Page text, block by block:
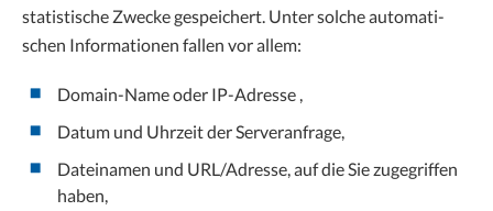
statistische Zwecke gespeichert. Unter solche automati-
schen Informationen fallen vor allem:
Domain-Name oder IP-Adresse ,
Datum und Uhrzeit der Serveranfrage,
Dateinamen und URL/Adresse, auf die Sie zugegriffen
haben,